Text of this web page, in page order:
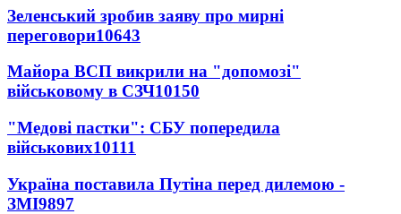
Зеленський зробив заяву про мирні
переговори10643
Майора ВСП викрили на "допомозі"
військовому в СЗЧ10150
"Медові пастки": СБУ попередила
військових10111
Україна поставила Путіна перед дилемою -
ЗМІ9897